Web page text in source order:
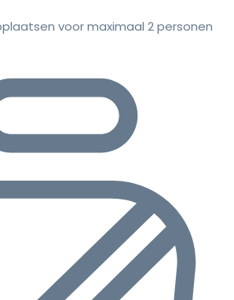
voor maximaal 2 personen